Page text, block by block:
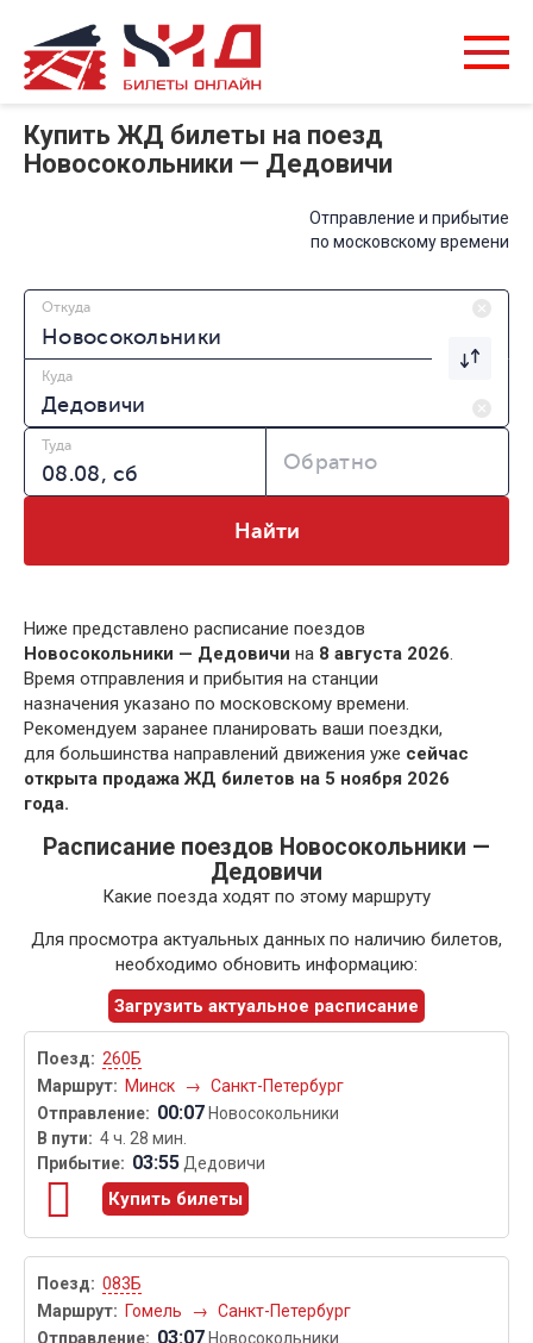
Купить ЖД билеты на поезд
Новосокольники — Дедовичи
Отправление и прибытие
по московскому времени
Откуда
Куда
Туда
Обратно
Найти
Ниже представлено расписание поездов
Новосокольники — Дедовичи на 8 августа 2026.
Время отправления и прибытия на станции
назначения указано по московскому времени.
Рекомендуем заранее планировать ваши поездки,
для большинства направлений движения уже сейчас
открыта продажа ЖД билетов на 5 ноября 2026
года.
Расписание поездов Новосокольники —
Дедовичи
Какие поезда ходят по этому маршруту
Для просмотра актуальных данных по наличию билетов,
необходимо обновить информацию:
Загрузить актуальное расписание
260Б
Минск
→ Санкт-Петербург
00:07 Новосокольники
4 ч. 28 мин.
03:55Дедовичи
Купить билеты
083Б
Гомель
→ Санкт-Петербург
03:07 Новосокольники